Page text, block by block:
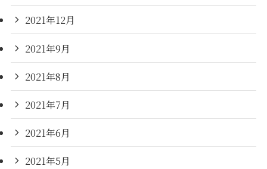
2021年12月
2021年9月
2021年8月
2021年7月
2021年6月
2021年5月